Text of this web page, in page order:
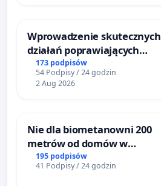
Wprowadzenie skutecznych
działań poprawiających
bezpieczeństwo na ulicy
Żeromskiego w Otwocku
173 podpisów
54 Podpisy / 24 godzin
2 Aug 2026
Nie dla biometanowni 200
metrów od domów w
Biernatkach, gm. Wądroże
Wielkie
195 podpisów
41 Podpisy / 24 godzin